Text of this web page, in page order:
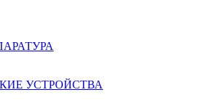
УСТРОЙСТВА